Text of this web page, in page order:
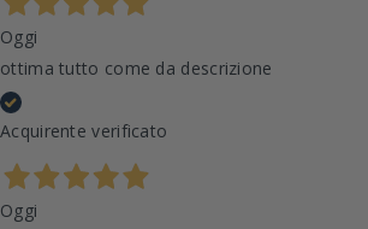
Oggi
ottima tutto come da descrizione
Acquirente verificato
Oggi